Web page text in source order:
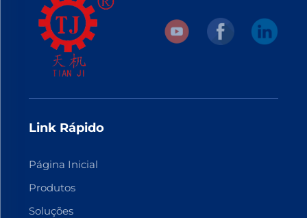
Link Rápido
Página Inicial
Produtos
Soluções